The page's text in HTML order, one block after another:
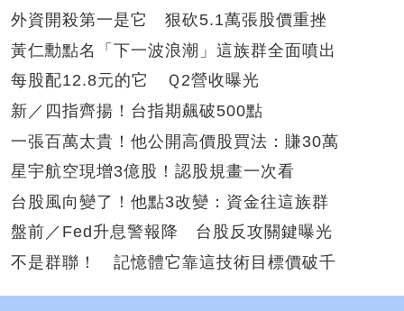
外資開殺第一是它 狠砍5.1萬張股價重挫
黃仁勳點名「下一波浪潮」這族群全面噴出
每股配12.8元的它 Ｑ2營收曝光
新／四指齊揚！台指期飆破500點
一張百萬太貴！他公開高價股買法：賺30萬
星宇航空現增3億股！認股規畫一次看
台股風向變了！他點3改變：資金往這族群
盤前／Fed升息警報降 台股反攻關鍵曝光
不是群聯！ 記憶體它靠這技術目標價破千